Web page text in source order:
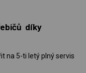
díky
na 5-ti letý plný servis